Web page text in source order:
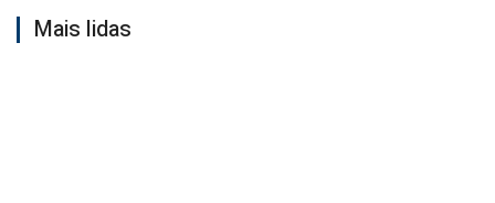
Mais lidas